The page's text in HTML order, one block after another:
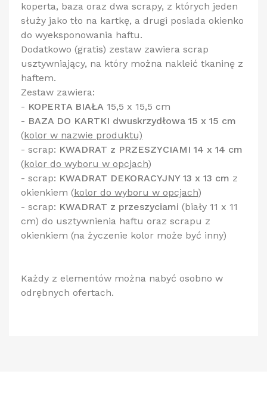
koperta, baza oraz dwa scrapy, z których jeden
służy jako tło na kartkę, a drugi posiada okienko
do wyeksponowania haftu.
Dodatkowo (gratis) zestaw zawiera scrap
usztywniający, na który można nakleić tkaninę z
haftem.
Zestaw zawiera:
- KOPERTA BIAŁA 15,5 x 15,5 cm
- BAZA DO KARTKI dwuskrzydłowa 15 x 15 cm
(kolor w nazwie produktu)
- scrap: KWADRAT z PRZESZYCIAMI 14 x 14 cm
(kolor do wyboru w opcjach)
- scrap: KWADRAT DEKORACYJNY 13 x 13 cm z
okienkiem (kolor do wyboru w opcjach)
- scrap: KWADRAT z przeszyciami (biały 11 x 11
cm) do usztywnienia haftu oraz scrapu z
okienkiem (na życzenie kolor może być inny)
Każdy z elementów można nabyć osobno w
odrębnych ofertach.